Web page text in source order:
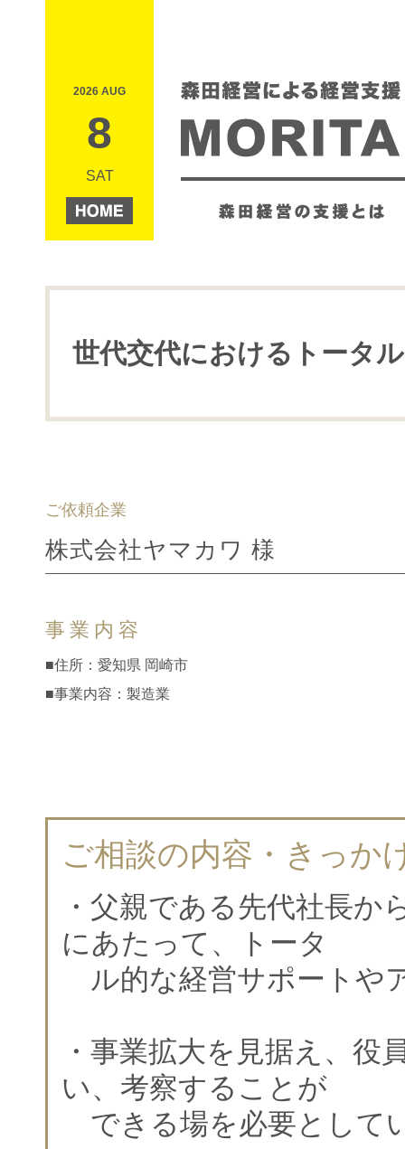
2026 AUG
8
SAT
世代交代におけるトータ
ご依頼企業
株式会社ヤマカワ 様
事業内容
■住所：愛知県 岡崎市
■事業内容：製造業
ご相談の内容・きっか
・父親である先代社長か
にあたって、トータ
ル的な経営サポートや
・事業拡大を見据え、役
い、考察することが
できる場を必要として